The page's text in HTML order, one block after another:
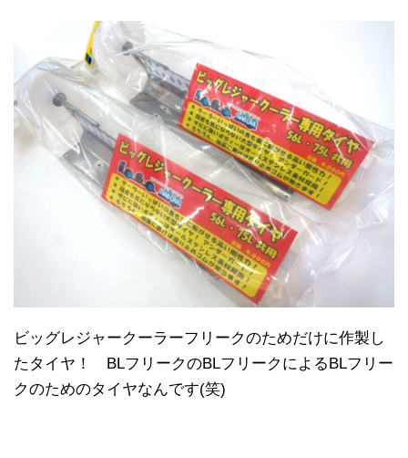
ビッグレジャークーラーフリークのためだけに作製し
たタイヤ！ BLフリークのBLフリークによるBLフリー
クのためのタイヤなんです(笑)